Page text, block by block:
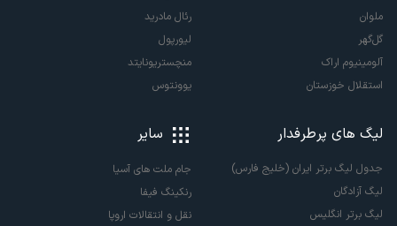
ملوان
گل‌گهر
آلومینیوم اراک
استقلال خوزستان
رئال مادرید
لیورپول
منچستریونایتد
یوونتوس
لیگ های پرطرفدار
جدول لیگ برتر ایران (خلیج فارس)
لیگ آزادگان
لیگ برتر انگلیس
سایر
جام ملت های آسیا
رنکینگ فیفا
نقل و انتقالات اروپا